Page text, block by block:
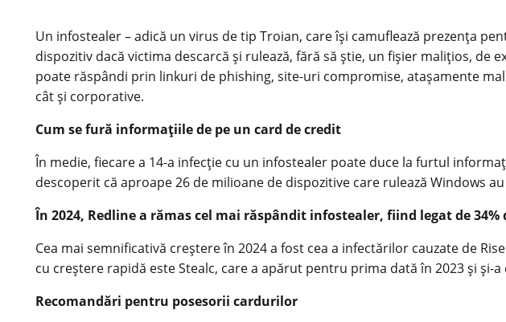
Un infostealer – adică un virus de tip Troian, care își camuflează prezența
dispozitiv dacă victima descarcă și rulează, fără să știe, un fișier malițios,
poate răspândi prin linkuri de phishing, site-uri compromise, atașamente
cât și corporative.
Cum se fură informațiile de pe un card de credit
În medie, fiecare a 14-a infecție cu un infostealer poate duce la furtul
descoperit că aproape 26 de milioane de dispozitive care rulează Windows
În 2024, Redline a rămas cel mai răspândit infostealer, fiind legat de
Cea mai semnificativă creștere în 2024 a fost cea a infectărilor cauzate de
cu creștere rapidă este Stealc, care a apărut pentru prima dată în 2023 și și-a
Recomandări pentru posesorii cardurilor